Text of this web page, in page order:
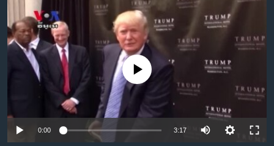
រំលង​
និង​
រំលង​
និង​
ព្រឹត្តិការណ៍ព័ត៌មាន
ទូរទស្សន៍ / វីដេអូ​
វិទ្យុ / ផតខាសថ៍
កម្មវិធីទាំងអស់
Khmer English
No media source currently available
0:00 3:17